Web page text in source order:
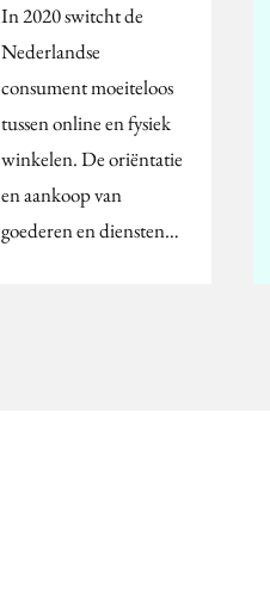
In 2020 switcht de
Nederlandse
consument moeiteloos
tussen online en fysiek
winkelen. De oriëntatie
en aankoop van
goederen en diensten…